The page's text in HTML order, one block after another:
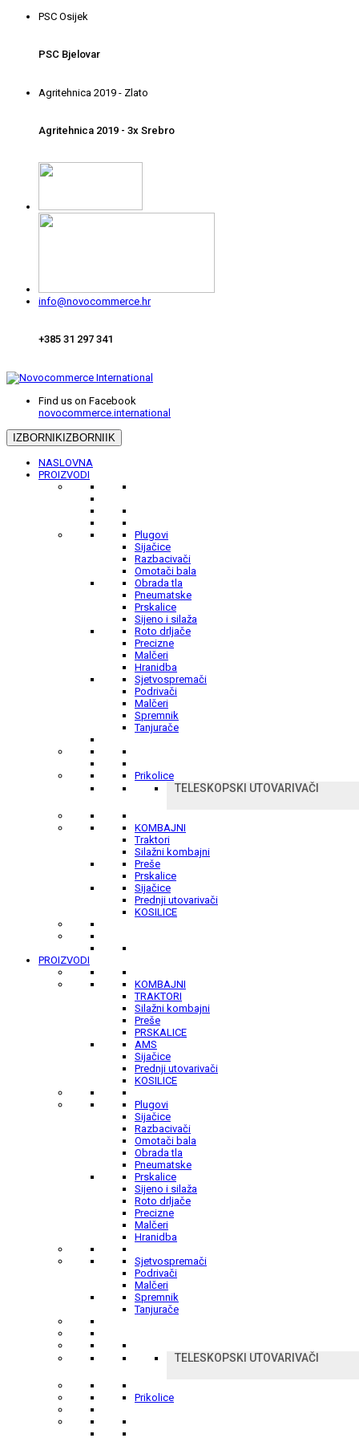
PSC Osijek
PSC Bjelovar
Agritehnica 2019 - Zlato
Agritehnica 2019 - 3x Srebro
info@novocommerce.hr
+385 31 297 341
Find us on Facebook
novocommerce.international
IZBORNIKIZBORNIIK
NASLOVNA
PROIZVODI
Plugovi
Sijačice
Razbacivači
Omotači bala
Obrada tla
Pneumatske
Prskalice
Sijeno i silaža
Roto drljače
Precizne
Malčeri
Hranidba
Sjetvospremači
Podrivači
Malčeri
Spremnik
Tanjurače
Prikolice
TELESKOPSKI UTOVARIVAČI
KOMBAJNI
Traktori
Silažni kombajni
Preše
Prskalice
Sijačice
Prednji utovarivači
KOSILICE
PROIZVODI
KOMBAJNI
TRAKTORI
Silažni kombajni
Preše
PRSKALICE
AMS
Sijačice
Prednji utovarivači
KOSILICE
Plugovi
Sijačice
Razbacivači
Omotači bala
Obrada tla
Pneumatske
Prskalice
Sijeno i silaža
Roto drljače
Precizne
Malčeri
Hranidba
Sjetvospremači
Podrivači
Malčeri
Spremnik
Tanjurače
TELESKOPSKI UTOVARIVAČI
Prikolice